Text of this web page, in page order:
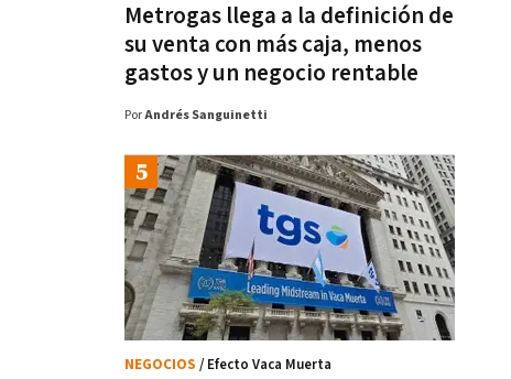
Metrogas llega a la definición de
su venta con más caja, menos
gastos y un negocio rentable
PorAndrés Sanguinetti
NEGOCIOS / Efecto Vaca Muerta